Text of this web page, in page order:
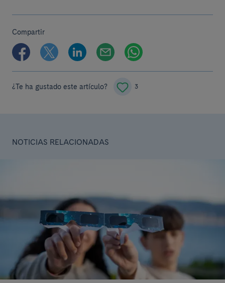
Compartir
¿Te ha gustado este artículo? 3
NOTICIAS RELACIONADAS